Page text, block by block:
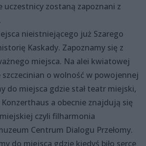
uczestnicy zostaną zapoznani z
nieistniejącego już Szarego
Kaskady. Zapoznamy się z
miejsca. Na alei kwiatowej
o wolność w powojennej
do miejsca gdzie stał teatr miejski,
a obecnie znajdują się
czyli filharmonia
Centrum Dialogu Przełomy.
do miejsca gdzie kiedyś biło serce